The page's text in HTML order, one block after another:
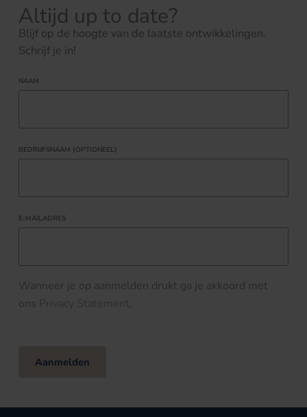
Altijd up to date?
Blijf op de hoogte van de laatste ontwikkelingen.
Schrijf je in!
NAAM
BEDRIJFSNAAM (OPTIONEEL)
E-MAILADRES
Wanneer je op aanmelden drukt ga je akkoord met
ons Privacy Statement.
Aanmelden